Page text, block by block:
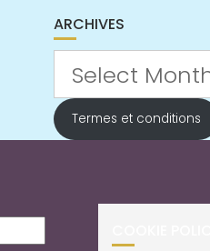
ARCHIVES
Termes et conditions